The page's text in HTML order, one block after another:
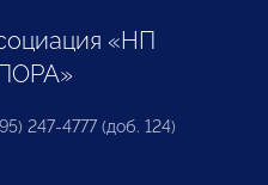
«НП
247-4777 (доб. 124)